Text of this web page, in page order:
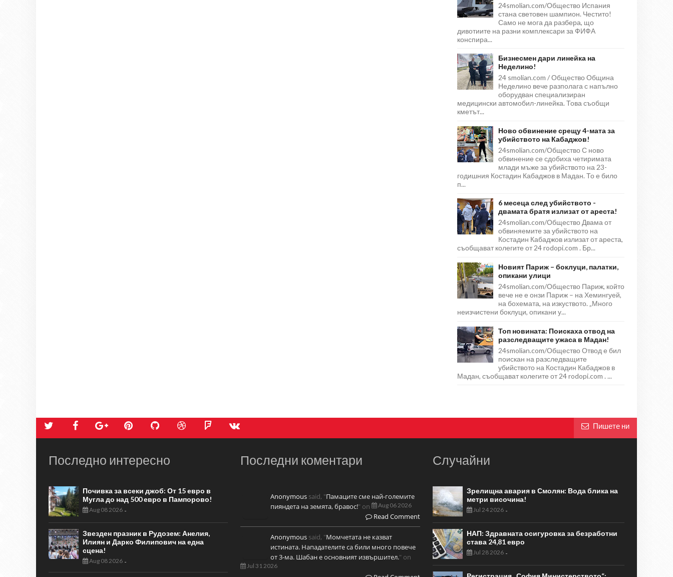
24smolian.com/Общество Испания
стана световен шампион. Честито!
Само не мога да разбера, що
дивотиите на разни комплексари за ФИФА
конспира...
Бизнесмен дари линейка на
Неделино!
24 smolian.com / Общество Община
Неделино вече разполага с напълно
оборудван специализиран
медицински автомобил-линейка. Това съобщи
кметът...
Ново обвинение срещу 4-мата за
убийството на Кабаджов!
24smolian.com/Общество С ново
обвинение се сдобиха четиримата
млади мъже за убийството на 23-
годишния Костадин Кабаджов в Мадан. То е било
п...
6 месеца след убийството -
двамата братя излизат от ареста!
24smolian.com/Общество Двама от
обвиняемите за убийството на
Костадин Кабаджов излизат от ареста,
съобщават колегите от 24 rodopi.com . Бр...
Новият Париж – боклуци, палатки,
опикани улици
24smolian.com/Общество Париж, който
вече не е онзи Париж – на Хемингуей,
на бохемата, на изкуството. „Много
неизчистени боклуци, опикани у...
Топ новината: Поискаха отвод на
разследващите ужаса в Мадан!
24smolian.com/Общество Отвод е бил
поискан на разследващите
убийството на Костадин Кабаджов в
Мадан, съобщават колегите от 24 rodopi.com . ...
Пишете ни
Последно интересно
Почивка за всеки джоб: От 15 евро в
Мугла до над 500 евро в Пампорово!
Aug 08 2026 -
Звезден празник в Рудозем: Анелия,
Илиян и Дарко Филипович на една
сцена!
Aug 08 2026 -
Последни коментари
Anonymous said, "Памаците сме най-големите
пияндета на земята, бравос!" on Aug 06 2026
Read Comment
Anonymous said, "Момчетата не казват
истината. Нападателите са били много повече
от 3-ма. Шабан е основният извършител." on
Jul 31 2026
Случайни
Зрелищна авария в Смолян: Вода блика на
метри височина!
Jul 24 2026-
НАП: Здравната осигуровка за безработни
става 24,81 евро
Jul 28 2026-